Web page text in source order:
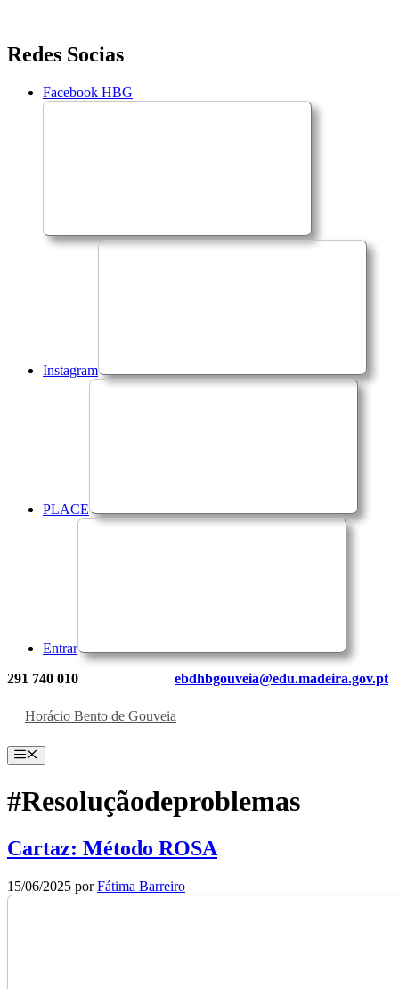
Saltar
para
conteúdo
Redes Socias
Facebook HBG
Instagram
PLACE
Entrar
291 740 010 ebdhbgouveia@edu.madeira.gov.pt
Horácio Bento de Gouveia
Menu
#Resoluçãodeproblemas
Cartaz: Método ROSA
15/06/2025 porFátima Barreiro